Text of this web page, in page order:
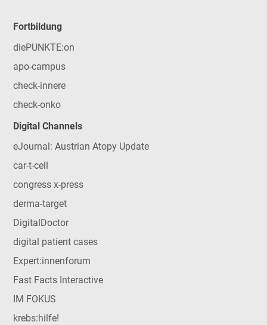
Fortbildung
diePUNKTE:on
apo-campus
check-innere
check-onko
Digital Channels
eJournal: Austrian Atopy Update
car-t-cell
congress x-press
derma-target
DigitalDoctor
digital patient cases
Expert:innenforum
Fast Facts Interactive
IM FOKUS
krebs:hilfe!